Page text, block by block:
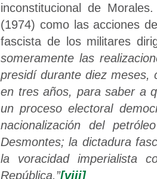
inconstitucional de
(1974) como las acciones
fascista de los militares
someramente las
presidí durante diez meses,
en tres años, para saber a
un proceso electoral
nacionalización del
Desmontes; la dictadura
la voracidad imperialista
República.”[viii]